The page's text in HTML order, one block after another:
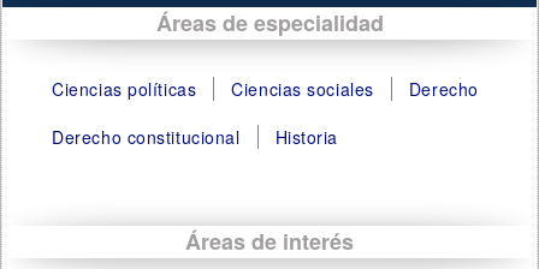
Áreas de especialidad
Ciencias políticas Ciencias sociales
Derecho
Derecho constitucional
Historia
Áreas de interés